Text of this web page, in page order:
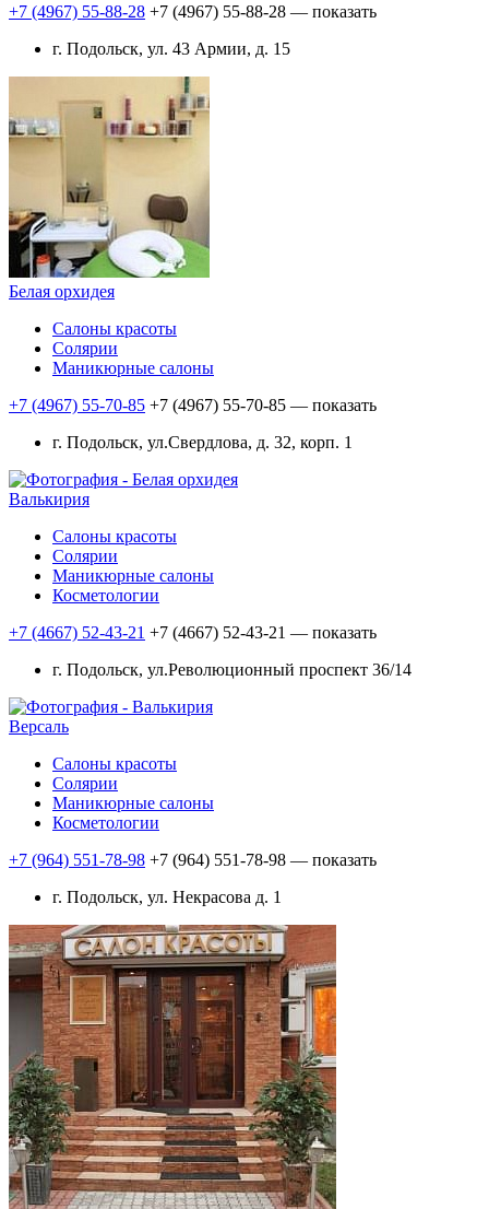
+7 (4967) 55-88-28 +7 (4967) 55-88-28 — показать
г. Подольск, ул. 43 Армии, д. 15
Белая орхидея
Салоны красоты
Солярии
Маникюрные салоны
+7 (4967) 55-70-85 +7 (4967) 55-70-85 — показать
г. Подольск, ул.Свердлова, д. 32, корп. 1
Валькирия
Салоны красоты
Солярии
Маникюрные салоны
Косметологии
+7 (4667) 52-43-21 +7 (4667) 52-43-21 — показать
г. Подольск, ул.Революционный проспект 36/14
Версаль
Салоны красоты
Солярии
Маникюрные салоны
Косметологии
+7 (964) 551-78-98 +7 (964) 551-78-98 — показать
г. Подольск, ул. Некрасова д. 1